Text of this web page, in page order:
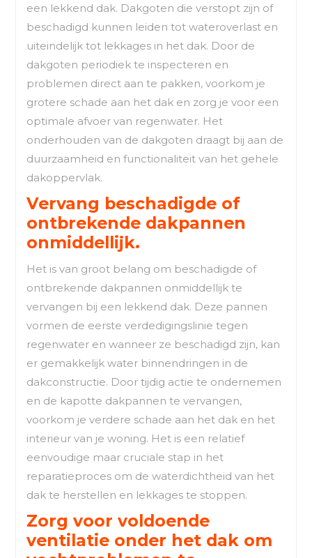
een lekkend dak. Dakgoten die verstopt zijn of
beschadigd kunnen leiden tot wateroverlast en
uiteindelijk tot lekkages in het dak. Door de
dakgoten periodiek te inspecteren en
problemen direct aan te pakken, voorkom je
grotere schade aan het dak en zorg je voor een
optimale afvoer van regenwater. Het
onderhouden van de dakgoten draagt bij aan de
duurzaamheid en functionaliteit van het gehele
dakoppervlak.
Vervang beschadigde of
ontbrekende dakpannen
onmiddellijk.
Het is van groot belang om beschadigde of
ontbrekende dakpannen onmiddellijk te
vervangen bij een lekkend dak. Deze pannen
vormen de eerste verdedigingslinie tegen
regenwater en wanneer ze beschadigd zijn, kan
er gemakkelijk water binnendringen in de
dakconstructie. Door tijdig actie te ondernemen
en de kapotte dakpannen te vervangen,
voorkom je verdere schade aan het dak en het
interieur van je woning. Het is een relatief
eenvoudige maar cruciale stap in het
reparatieproces om de waterdichtheid van het
dak te herstellen en lekkages te stoppen.
Zorg voor voldoende
ventilatie onder het dak om